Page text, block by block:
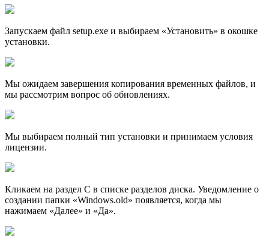
Запускаем файл setup.exe и выбираем «Установить» в окошке
установки.
Мы ожидаем завершения копирования временных файлов, и
мы рассмотрим вопрос об обновлениях.
Мы выбираем полный тип установки и принимаем условия
лицензии.
Кликаем на раздел С в списке разделов диска. Уведомление о
создании папки «Windows.old» появляется, когда мы
нажимаем «Далее» и «Да».